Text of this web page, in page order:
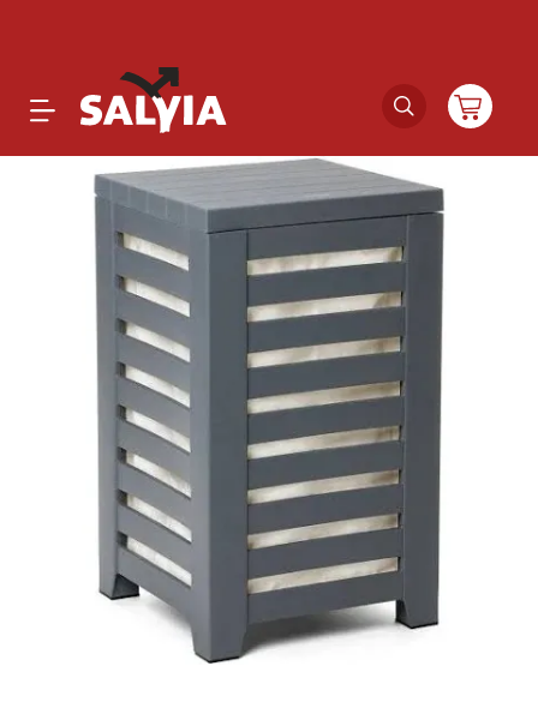
Productos
Novedades
Outlet
Ofertas
Marcas
Catálogos
Fabricantes